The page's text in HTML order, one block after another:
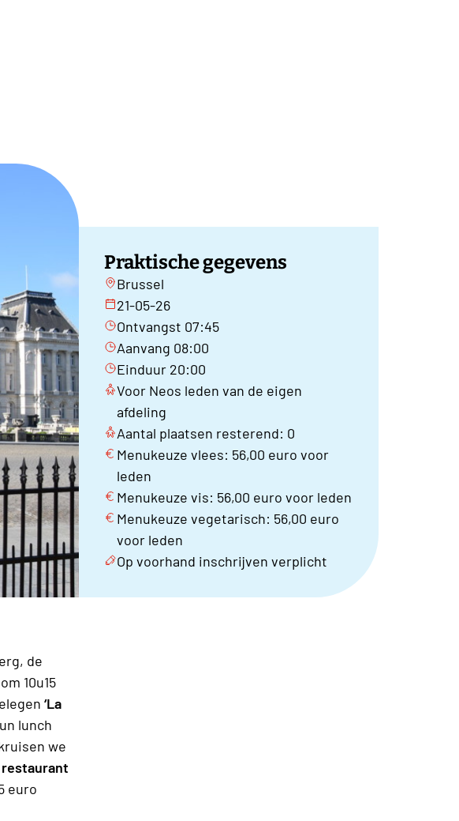
Praktische gegevens
Brussel
21-05-26
Ontvangst 07:45
Aanvang 08:00
Einduur 20:00
Voor Neos leden van de eigen
afdeling
Aantal plaatsen resterend: 0
Menukeuze vlees: 56,00 euro voor
leden
Menukeuze vis: 56,00 euro voor leden
Menukeuze vegetarisch: 56,00 euro
voor leden
Op voorhand inschrijven verplicht
de
10u15
‘La
lunch
we
restaurant
euro